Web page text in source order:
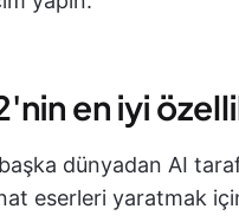
en iyi
dünyadan AI
eserleri yaratmak